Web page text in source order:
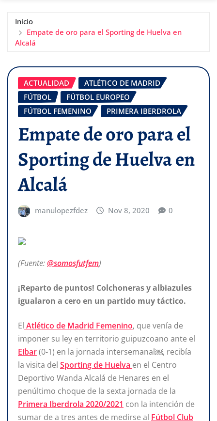
Inicio
Empate de oro para el Sporting de Huelva en
Alcalá
ACTUALIDAD
ATLÉTICO DE MADRID
FÚTBOL
FÚTBOL EUROPEO
FÚTBOL FEMENINO
PRIMERA IBERDROLA
Empate de oro para el
Sporting de Huelva en
Alcalá
manulopezfdez Nov 8, 2020 0
(Fuente:@somosfutfem)
¡Reparto de puntos! Colchoneras y albiazules
igualaron a cero en un partido muy táctico.
El Atlético de Madrid Femenino, que venía de
imponer su ley en territorio guipuzcoano ante el
Eibar(0-1) en la jornada intersemanal￼, recibía
la visita del Sporting de Huelva en el Centro
Deportivo Wanda Alcalá de Henares en el
penúltimo choque de la sexta jornada de la
Primera Iberdrola 2020/2021 con la intención de
sumar de a tres antes de medirse al Fútbol Club